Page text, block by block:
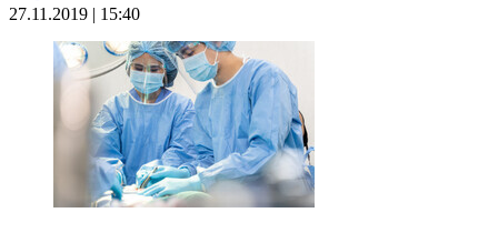
27.11.2019 | 15:40